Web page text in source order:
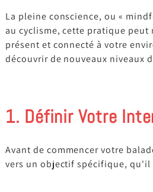
La pleine conscience, ou «
au cyclisme, cette pratique
présent et connecté à votre
découvrir de nouveaux niveaux
1. Définir Votre
Avant de commencer votre
vers un objectif spécifique,